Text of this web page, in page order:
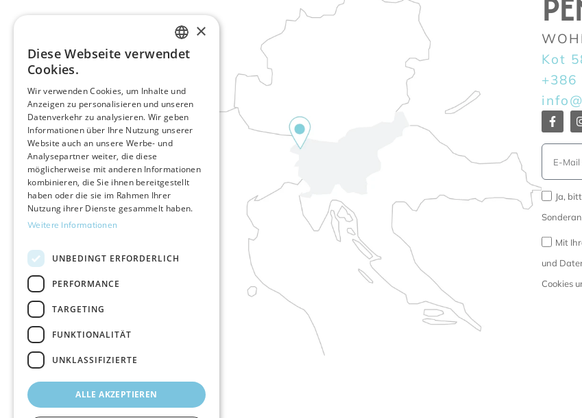
Kot
+386
Ja,
Mit
und
Cookies
ENGLISH
SLOVENIAN
GERMAN
×
Diese Webseite verwendet
Cookies.
Wir verwenden Cookies, um Inhalte und
Anzeigen zu personalisieren und unseren
Datenverkehr zu analysieren. Wir geben
Informationen über Ihre Nutzung unserer
Website auch an unsere Werbe- und
Analysepartner weiter, die diese
möglicherweise mit anderen Informationen
kombinieren, die Sie ihnen bereitgestellt
haben oder die sie im Rahmen Ihrer
Nutzung ihrer Dienste gesammelt haben.
Weitere Informationen
UNBEDINGT ERFORDERLICH
PERFORMANCE
TARGETING
FUNKTIONALITÄT
UNKLASSIFIZIERTE
ALLE AKZEPTIEREN